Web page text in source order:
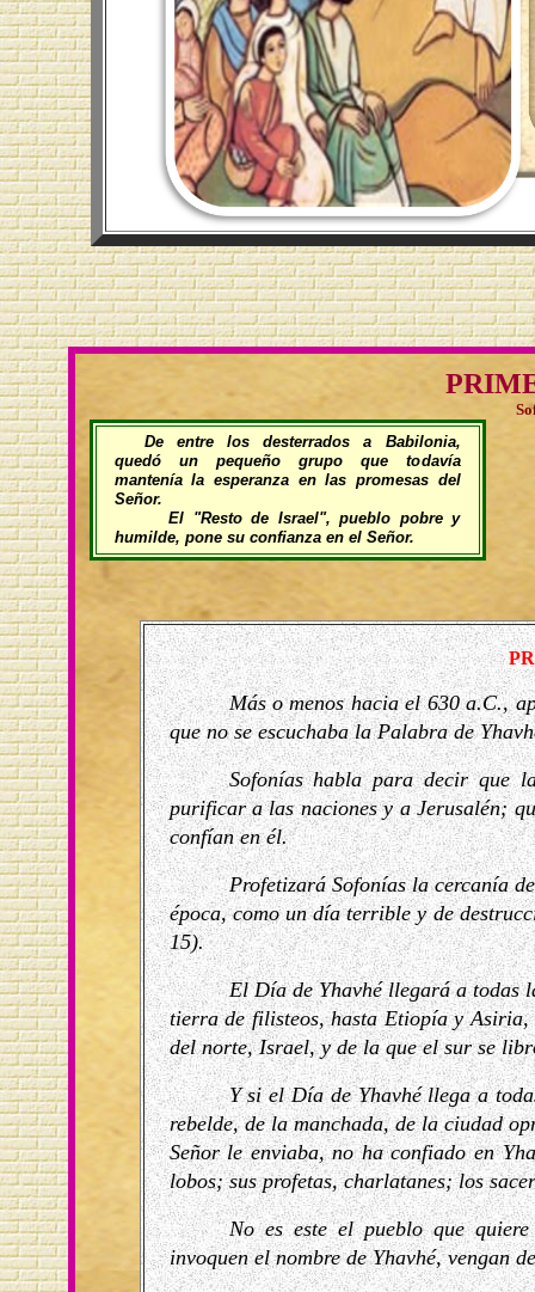
De entre los desterrados a Babilonia,
quedó un pequeño grupo que todavía
mantenía la esperanza en las promesas del
Señor.
El "Resto de Israel", pueblo pobre y
humilde, pone su confianza en el Señor.
Más o menos hacia el 630 a.C.,
que no se escuchaba la Palabra de
Sofonías habla para decir que
purificar a las naciones y a Jerusalén;
confían en él.
Profetizará Sofonías la cercanía
época, como un día terrible y de
15).
El Día de Yhavhé llegará a todas
tierra de filisteos, hasta Etiopía y
del norte, Israel, y de la que el sur se
Y si el Día de Yhavhé llega a
rebelde, de la manchada, de la ciudad
Señor le enviaba, no ha confiado en
lobos; sus profetas, charlatanes; los
No es este el pueblo que
invoquen el nombre de Yhavhé, vengan